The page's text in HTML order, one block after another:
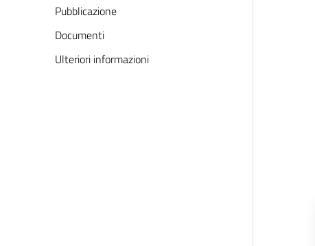
Pubblicazione
Documenti
Ulteriori informazioni